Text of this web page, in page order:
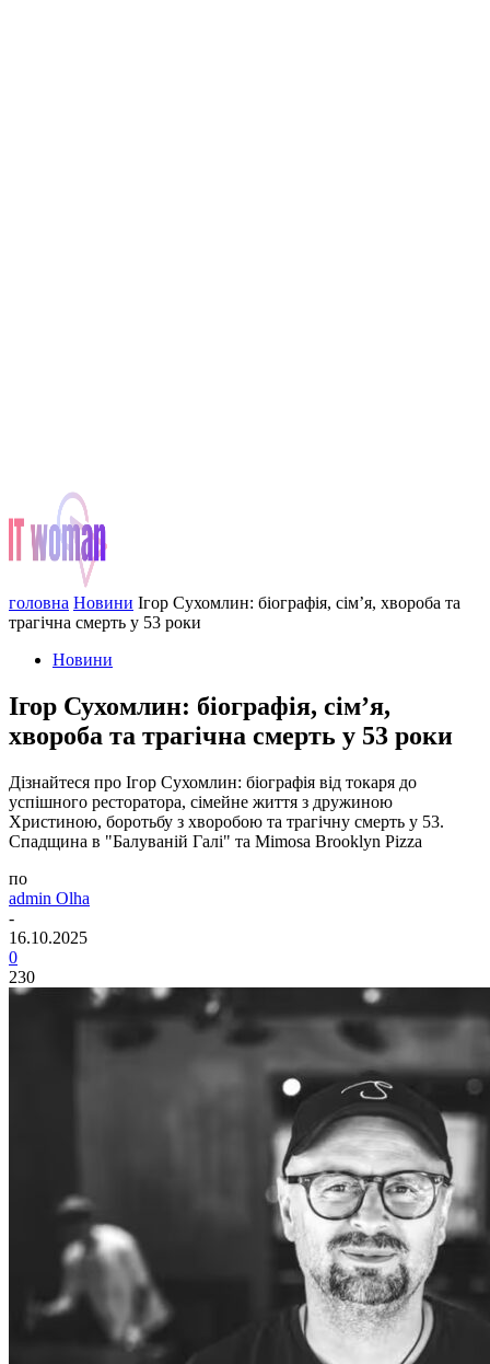
головна Новини Ігор Сухомлин: біографія, сім’я, хвороба та
трагічна смерть у 53 роки
Новини
Ігор Сухомлин: біографія, сім’я,
хвороба та трагічна смерть у 53 роки
Дізнайтеся про Ігор Сухомлин: біографія від токаря до
успішного ресторатора, сімейне життя з дружиною
Христиною, боротьбу з хворобою та трагічну смерть у 53.
Спадщина в "Балуваній Галі" та Mimosa Brooklyn Pizza
по
admin Olha
-
16.10.2025
0
230